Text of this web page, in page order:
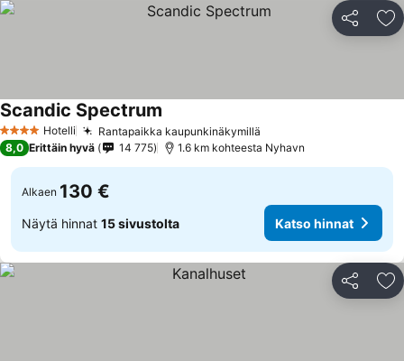
Jaa
4 Tähtiluokitus
Hotelli Rantapaikka kaupunkinäkymillä
Scandic Spectrum
8,0 Erittäin hyvä 14 775 1.6 km kohteesta Nyhavn
Alkaen 130 €
Näytä hinnat 15 sivustolta Katso hinnat
Jaa